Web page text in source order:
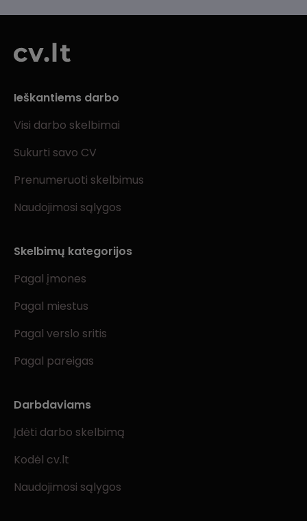
Ieškantiems darbo
Visi darbo skelbimai
Sukurti savo CV
Prenumeruoti skelbimus
Naudojimosi sąlygos
Skelbimų kategorijos
Pagal įmones
Pagal miestus
Pagal verslo sritis
Pagal pareigas
Darbdaviams
Įdėti darbo skelbimą
Kodėl cv.lt
Naudojimosi sąlygos